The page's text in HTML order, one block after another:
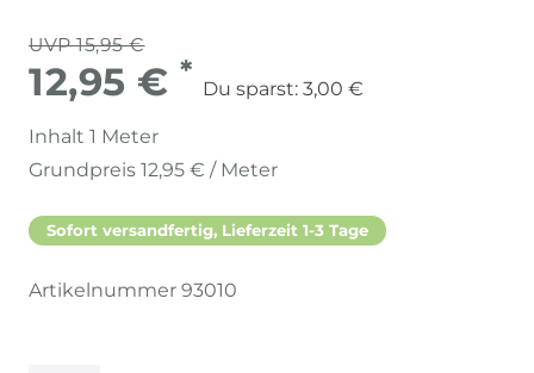
UVP 15,95 €
12,95 € *
Du sparst: 3,00 €
Inhalt 1 Meter
Grundpreis 12,95 € / Meter
Sofort versandfertig, Lieferzeit 1-3 Tage
Artikelnummer 93010